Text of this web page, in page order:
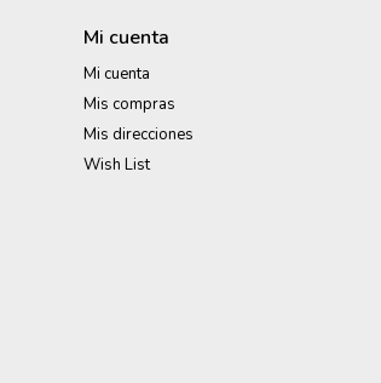
Mi cuenta
Mi cuenta
Mis compras
Mis direcciones
Wish List